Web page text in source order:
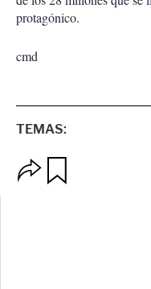
protagónico.
cmd
TEMAS: